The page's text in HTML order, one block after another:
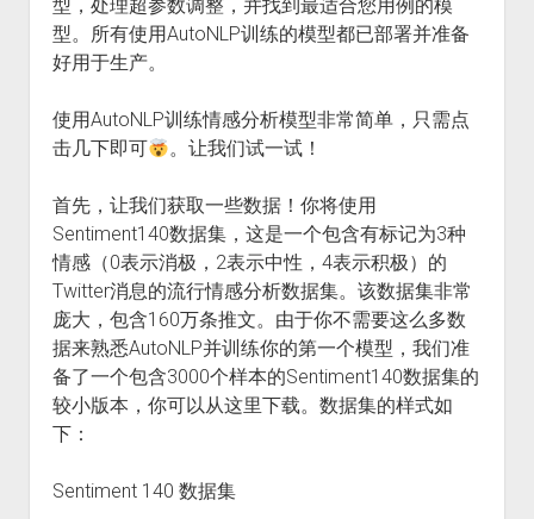
型，处理超参数调整，并找到最适合您用例的模
型。所有使用AutoNLP训练的模型都已部署并准备
好用于生产。
使用AutoNLP训练情感分析模型非常简单，只需点
击几下即可
。让我们试一试！
首先，让我们获取一些数据！你将使用
Sentiment140数据集，这是一个包含有标记为3种
情感（0表示消极，2表示中性，4表示积极）的
Twitter消息的流行情感分析数据集。该数据集非常
庞大，包含160万条推文。由于你不需要这么多数
据来熟悉AutoNLP并训练你的第一个模型，我们准
备了一个包含3000个样本的Sentiment140数据集的
较小版本，你可以从这里下载。数据集的样式如
下：
Sentiment 140 数据集